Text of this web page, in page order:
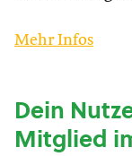
Mehr Infos
Dein
Mitglied